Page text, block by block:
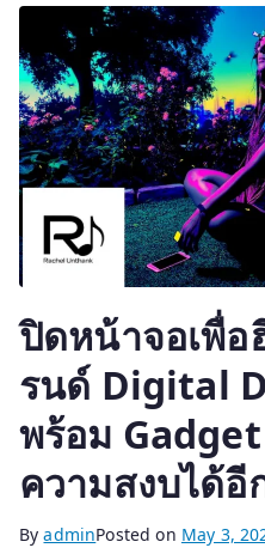
ปิดหน้าจอเพื่อ
รนด์ Digital
พร้อม
ความสงบได้อี
ByadminPosted on May 3,